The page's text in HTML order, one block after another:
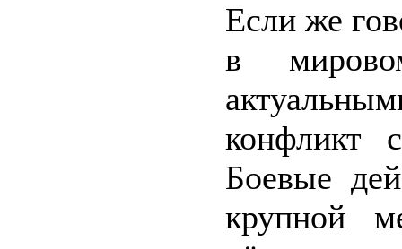
Если же
в
Боевые
крупной